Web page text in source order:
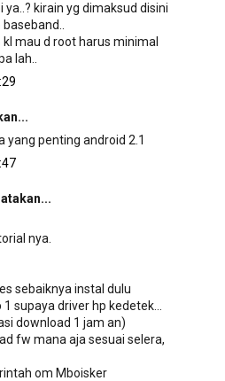
ya..? kirain yg dimaksud disini
mau d root harus minimal
lah..
yang penting android 2.1
nya.
sebaiknya instal dulu
supaya driver hp kedetek...
download 1 jam an)
fw mana aja sesuai selera,
om Mboisker